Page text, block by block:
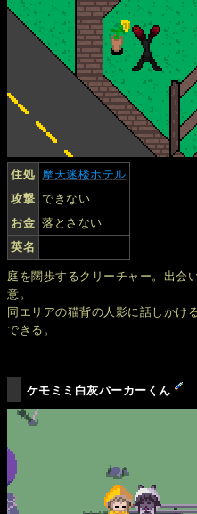
住処 摩天迷楼ホテル
攻撃 できない
お金 落とさない
英名
庭を闊歩するクリーチャー。出会
意。
同エリアの猫背の人影に話しかけ
できる。
ケモミミ白灰パーカーくん